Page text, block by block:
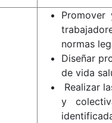
normas
Diseñar
de vida
Realizar
y